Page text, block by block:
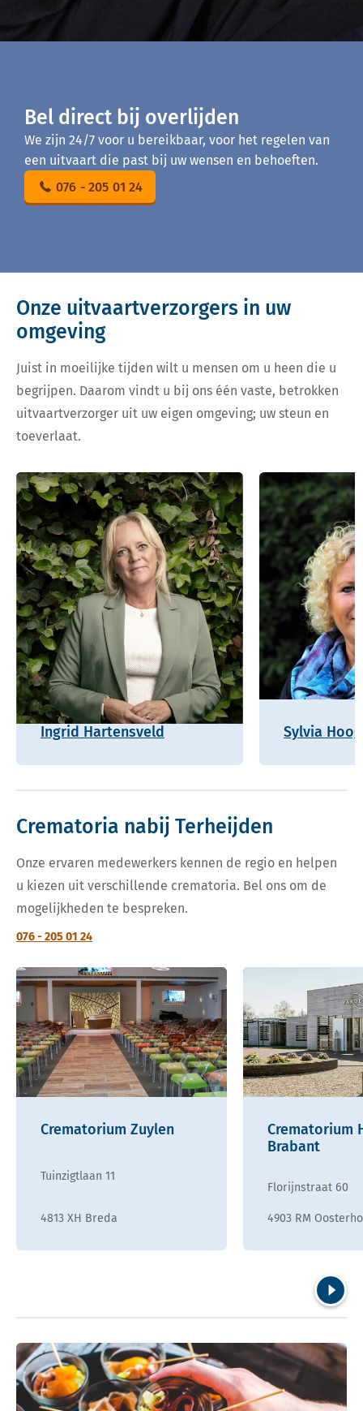
Bel direct bij overlijden
We zijn 24/7 voor u bereikbaar, voor het regelen van
een uitvaart die past bij uw wensen en behoeften.
076 - 205 01 24
Onze uitvaartverzorgers in uw
omgeving
Juist in moeilijke tijden wilt u mensen om u heen die u
begrijpen. Daarom vindt u bij ons één vaste, betrokken
uitvaartverzorger uit uw eigen omgeving; uw steun en
toeverlaat.
Ingrid Hartensveld Sylvia
Crematoria nabij Terheijden
Onze ervaren medewerkers kennen de regio en helpen
u kiezen uit verschillende crematoria. Bel ons om de
mogelijkheden te bespreken.
076 - 205 01 24
Crematorium Zuylen
Tuinzigtlaan 11
4813 XH Breda
Crematorium
Brabant
Florijnstraat 60
4903 RM